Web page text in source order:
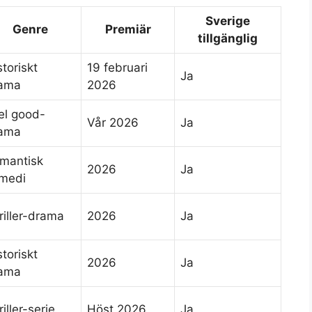
Genre Premiär
Sverige
tillgänglig
19 februari
2026
Ja
good-
Vår 2026 Ja
2026 Ja
drama 2026 Ja
2026 Ja